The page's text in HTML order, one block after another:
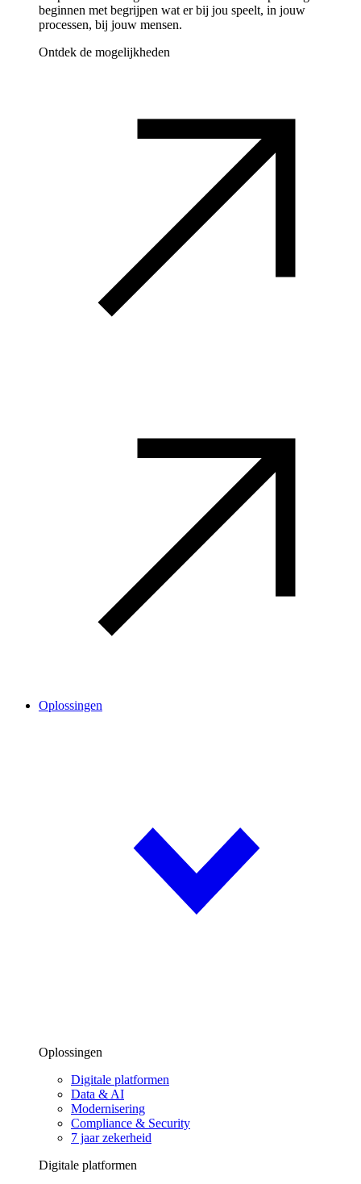
beginnen met begrijpen wat er bij jou speelt, in jouw
processen, bij jouw mensen.
Ontdek de mogelijkheden
Oplossingen
Oplossingen
Digitale platformen
Data & AI
Modernisering
Compliance & Security
7 jaar zekerheid
Digitale platformen